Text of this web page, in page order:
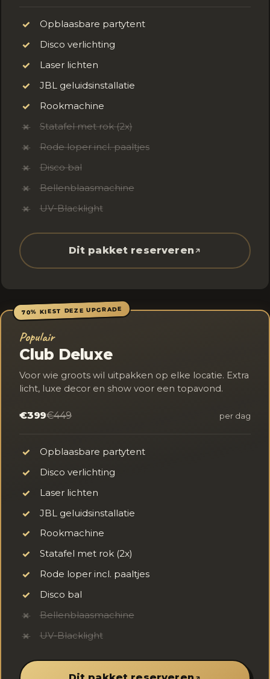
✓
Opblaasbare partytent
✓
Disco verlichting
✓
Laser lichten
✓
JBL geluidsinstallatie
✓
Rookmachine
✗
Statafel met rok (2x)
✗
Rode loper incl. paaltjes
✗
Disco bal
✗
Bellenblaasmachine
✗
UV-Blacklight
Dit pakket reserveren
70% KIEST DEZE UPGRADE
Populair
Club Deluxe
Voor wie groots wil uitpakken op elke locatie. Extra
licht, luxe decor en show voor een topavond.
€399€449 per dag
✓
Opblaasbare partytent
✓
Disco verlichting
✓
Laser lichten
✓
JBL geluidsinstallatie
✓
Rookmachine
✓
Statafel met rok (2x)
✓
Rode loper incl. paaltjes
✓
Disco bal
✗
Bellenblaasmachine
✗
UV-Blacklight